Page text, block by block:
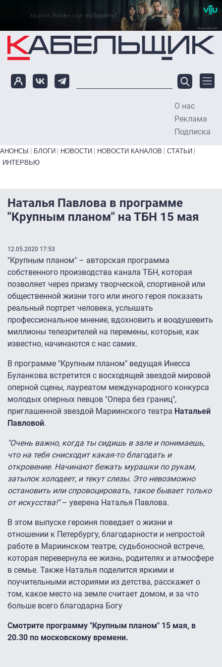
Перейти к основному содержанию
О нас
Реклама
Подписка
Primary links bottom
АНОНСЫ БЛОГИ НОВОСТИ НОВОСТИ КАНАЛОВ
СТАТЬИ
ИНТЕРВЬЮ
Наталья Павлова в программе
"Крупным планом" на ТБН 15 мая
12.05.2020 17:53
"Крупным планом" – авторская программа
собственного производства канала ТБН, которая
позволяет через призму творческой, спортивной или
общественной жизни того или иного героя показать
реальный портрет человека, услышать
профессиональное мнение, вдохновить и воодушевить
миллионы телезрителей на перемены, которые, как
известно, начинаются с нас самих.
В программе "Крупным планом" ведущая Инесса
Буланкова встретится с восходящей звездой мировой
оперной сцены, лауреатом международного конкурса
молодых оперных певцов "Опера без границ",
приглашенной звездой Мариинского театра Натальей
Павловой.
"Очень важно, когда ты сидишь в зале и понимаешь,
что на тебя снисходит какая-то благодать и
откровение. Начинают бежать мурашки по рукам,
затылок холодеет, и текут слезы. Это невозможно
остановить или спровоцировать, такое бывает только
от искусства!"– уверена Наталья Павлова.
В этом выпуске героиня поведает о жизни и
отношении к Петербургу, благодарности и непростой
работе в Мариинском театре, судьбоносной встрече,
которая перевернула ее жизнь, родителях и атмосфере
в семье. Также Наталья поделится яркими и
поучительными историями из детства, расскажет о
том, какое место на земле считает домом, и за что
больше всего благодарна Богу
Смотрите программу "Крупным планом" 15 мая, в
20.30 по московскому времени.